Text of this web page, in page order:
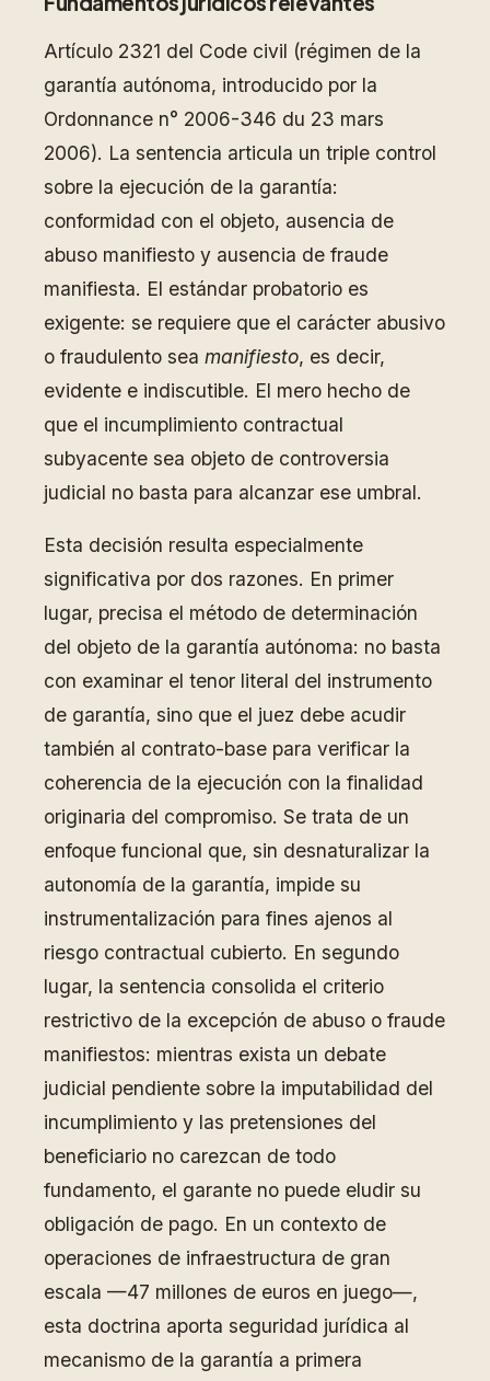
Artículo 2321 del Code civil (régimen de la
garantía autónoma, introducido por la
Ordonnance n° 2006-346 du 23 mars
2006). La sentencia articula un triple control
sobre la ejecución de la garantía:
conformidad con el objeto, ausencia de
abuso manifiesto y ausencia de fraude
manifiesta. El estándar probatorio es
exigente: se requiere que el carácter abusivo
o fraudulento sea manifiesto, es decir,
evidente e indiscutible. El mero hecho de
que el incumplimiento contractual
subyacente sea objeto de controversia
judicial no basta para alcanzar ese umbral.
Esta decisión resulta especialmente
significativa por dos razones. En primer
lugar, precisa el método de determinación
del objeto de la garantía autónoma: no basta
con examinar el tenor literal del instrumento
de garantía, sino que el juez debe acudir
también al contrato-base para verificar la
coherencia de la ejecución con la finalidad
originaria del compromiso. Se trata de un
enfoque funcional que, sin desnaturalizar la
autonomía de la garantía, impide su
instrumentalización para fines ajenos al
riesgo contractual cubierto. En segundo
lugar, la sentencia consolida el criterio
restrictivo de la excepción de abuso o fraude
manifiestos: mientras exista un debate
judicial pendiente sobre la imputabilidad del
incumplimiento y las pretensiones del
beneficiario no carezcan de todo
fundamento, el garante no puede eludir su
obligación de pago. En un contexto de
operaciones de infraestructura de gran
escala —47 millones de euros en juego—,
esta doctrina aporta seguridad jurídica al
mecanismo de la garantía a primera